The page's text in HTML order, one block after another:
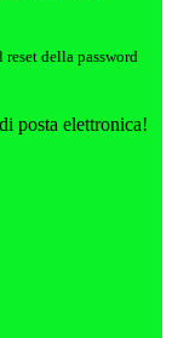
della password
posta elettronica!